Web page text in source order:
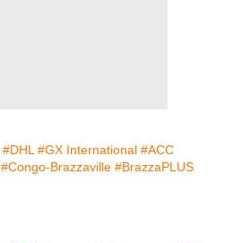
#DHL #GX International #ACC
#Congo-Brazzaville #BrazzaPLUS